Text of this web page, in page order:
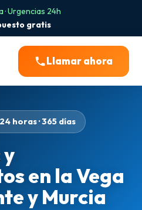
Urgencias 24h
gratis
Llamar ahora
horas · 365 días
en la Vega
y Murcia